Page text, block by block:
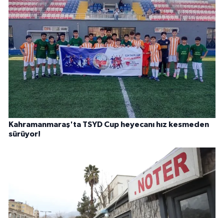
Kahramanmaraş'ta TSYD Cup heyecanı hız kesmeden
sürüyor!